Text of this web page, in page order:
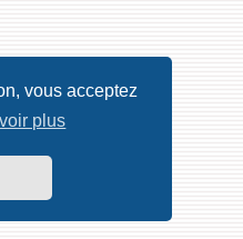
vous acceptez
plus